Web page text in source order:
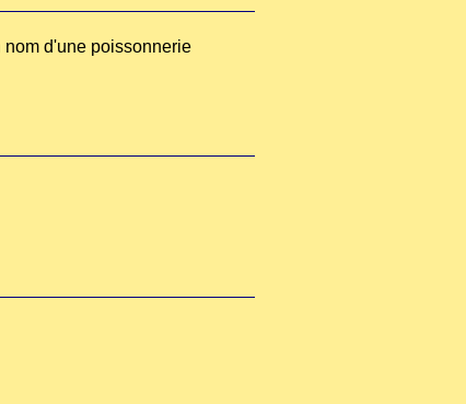
d'une poissonnerie